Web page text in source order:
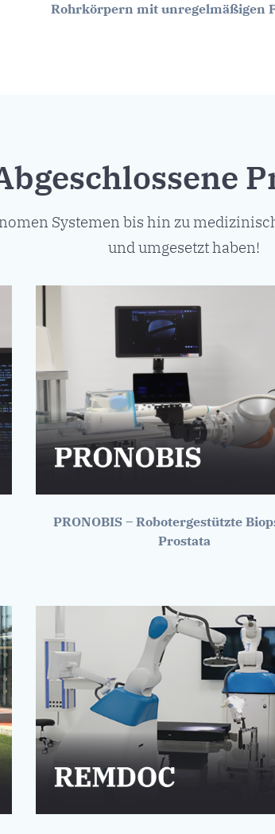
Rohrkörpern mit unregelmäßigen
Systemen bis hin zu
und umgesetzt haben!
PRONOBIS – Robotergestützte
Prostata